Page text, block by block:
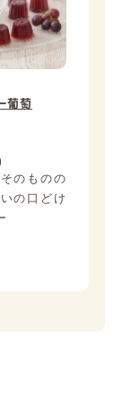
葡萄
のものの
の口どけ